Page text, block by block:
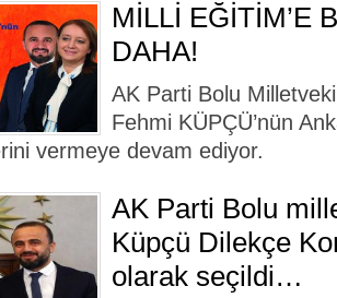
MİLLİ EĞİTİM’E
DAHA!
AK Parti Bolu
Fehmi KÜPÇÜ’nün
vermeye devam ediyor.
AK Parti Bolu
Küpçü Dilekçe
olarak seçildi…